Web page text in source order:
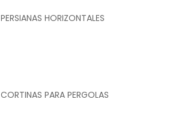
PERSIANAS HORIZONTALES
CORTINAS PARA PERGOLAS